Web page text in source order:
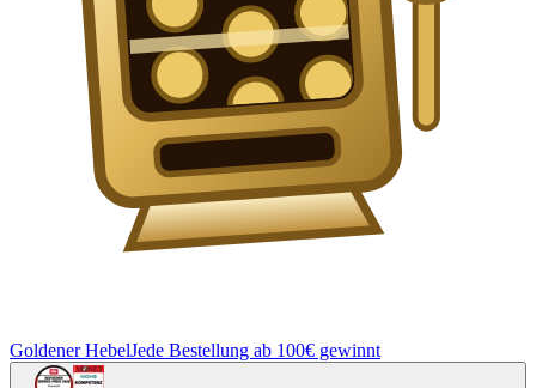
Goldener HebelJede Bestellung ab 100€ gewinnt